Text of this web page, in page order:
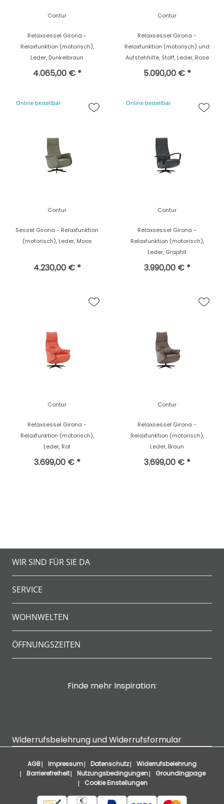
Contur
Relaxsessel Girona -
Relaxfunktion (motorisch),
Leder, Dunkelbraun
4.065,00 € *
Contur
Relaxsessel Girona -
Relaxfunktion (motorisch) und
Aufstehhilfe, Stoff, Leder, Rose
5.090,00 € *
Online bestellbar
Contur
Sessel Girona - Relaxfunktion
(motorisch), Leder, Moos
4.230,00 € *
Online bestellbar
Contur
Relaxsessel Girona -
Relaxfunktion (motorisch),
Leder, Graphit
3.990,00 € *
Contur
Relaxsessel Girona -
Relaxfunktion (motorisch),
Leder, Rot
3.699,00 € *
Contur
Relaxsessel Girona -
Relaxfunktion (motorisch),
Leder, Braun
3.699,00 € *
WIR SIND FÜR SIE DA
SERVICE
WOHNWELTEN
ÖFFNUNGSZEITEN
Finde mehr Inspiration:
Widerrufsbelehrung und Widerrufsformular
AGB Impressum Datenschutz
Widerrufsbelehrung
Barrierefreiheit
Nutzungsbedingungen
Groundingpage
Cookie Einstellungen